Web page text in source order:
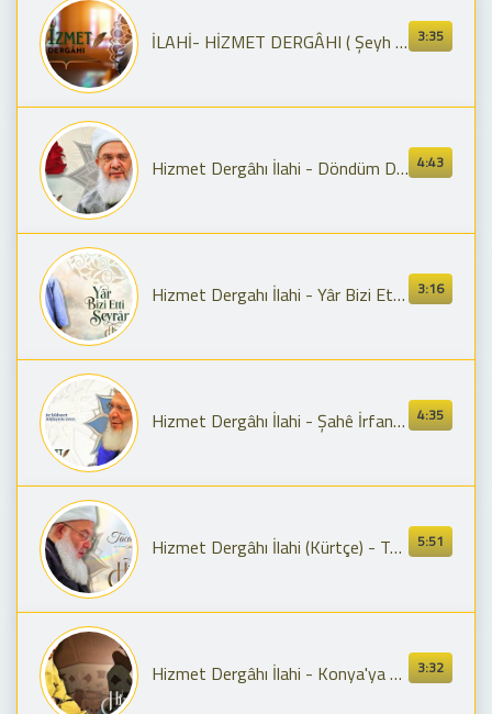
3:35
İLAHİ- HİZMET DERGÂHI ( Şeyh Muhammed Fettah Hazretleri İlahi)
4:43
Hizmet Dergâhı İlahi - Döndüm Divâneye (Şeyh Seyyid Muhammed Fettah Ks.)
3:16
Hizmet Dergahı İlahi - Yâr Bizi Etti Seyran (Şeyh Muhammed Fettah Hazretleri Ks.)
4:35
Hizmet Dergâhı İlahi - Şahê İrfan, Şêyhim Fettâh (Kürtçe) Şeyh Seyyid Muhammed Fettah Hz.
5:51
Hizmet Dergâhı İlahi (Kürtçe) - Taca Serê ( Şeyh Seyyid Muhammed Fettah Hz.)
3:32
Hizmet Dergâhı İlahi - Konya'ya Gelir Sultanlar Sultanı ( Şeyh Muhammed Fettah Hazretleri Ks.)